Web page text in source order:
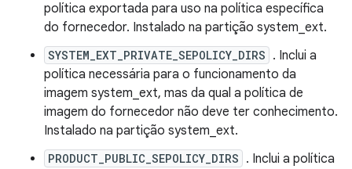
política exportada para uso na política específica
do fornecedor. Instalado na partição system_ext.
SYSTEM_EXT_PRIVATE_SEPOLICY_DIRS . Inclui a
política necessária para o funcionamento da
imagem system_ext, mas da qual a política de
imagem do fornecedor não deve ter conhecimento.
Instalado na partição system_ext.
PRODUCT_PUBLIC_SEPOLICY_DIRS . Inclui a política